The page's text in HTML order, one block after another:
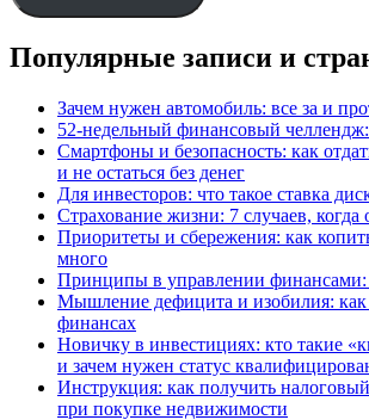
Популярные записи и
Зачем нужен автомобиль: все за и
52-недельный финансовый челлендж:
Смартфоны и безопасность: как
и не остаться без денег
Для инвесторов: что такое ставка
Страхование жизни: 7 случаев,
Приоритеты и сбережения: как
много
Принципы в управлении финансами:
Мышление дефицита и изобилия: как
финансах
Новичку в инвестициях: кто такие
и зачем нужен статус
Инструкция: как получить
при покупке недвижимости